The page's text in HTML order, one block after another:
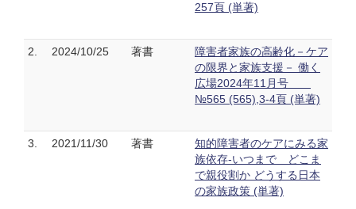
257頁 (単著)
2. 2024/10/25 著書
障害者家族の高齢化－ケア
の限界と家族支援－ 働く
広場2024年11月号
№565 (565),3-4頁 (単著)
3. 2021/11/30 著書
知的障害者のケアにみる家
族依存-いつまで どこま
で親役割か どうする日本
の家族政策 (単著)